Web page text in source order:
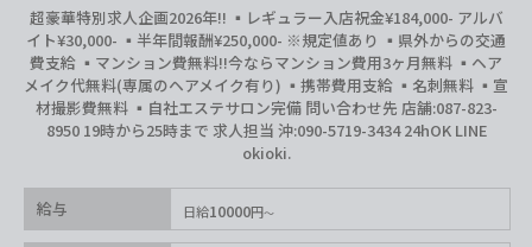
超豪華特別求人企画2026年‼︎ ▪️レギュラー入店祝金¥184,000- アルバ
イト¥30,000- ▪️半年間報酬¥250,000- ※規定値あり ▪️県外からの交通
費支給 ▪️マンション費無料‼︎今ならマンション費用3ヶ月無料 ▪️ヘア
メイク代無料(専属のヘアメイク有り) ▪️携帯費用支給 ▪️名刺無料 ▪️宣
材撮影費無料 ▪️自社エステサロン完備 問い合わせ先 店舗:087-823-
8950 19時から25時まで 求人担当 沖:090-5719-3434 24hOK LINE
okioki.
給与 日給10000円